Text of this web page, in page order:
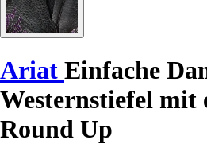
Ariat Einfache
Westernstiefel mit
Round Up